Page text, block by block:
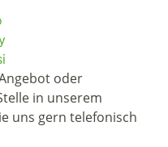
oder
in unserem
uns gern telefonisch